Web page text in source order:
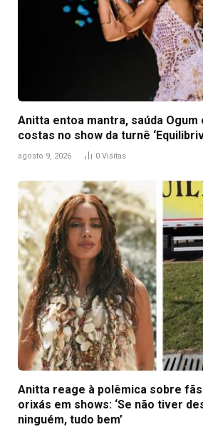
Anitta entoa mantra, saúda Ogum
costas no show da turnê
agosto 9, 2026 0 Visitas
Anitta reage à polêmica sobre
orixás em shows: ‘Se não tiver
ninguém, tudo bem’